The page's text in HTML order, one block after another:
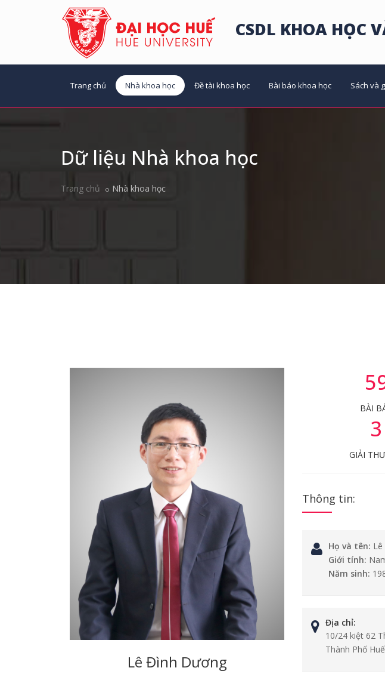
CSDL KHOA HỌC
Trang chủ Nhà khoa học Đề tài khoa học Bài báo khoa học Sách và
Dữ liệu Nhà khoa học
Trang chủ Nhà khoa học
Lê Đình Dương
BÀI
3
GIẢI
Thông tin:
Họ và tên:
Giới tính:
Năm sinh:
Địa chỉ:
10/24 kiệt 62
Thành Phố